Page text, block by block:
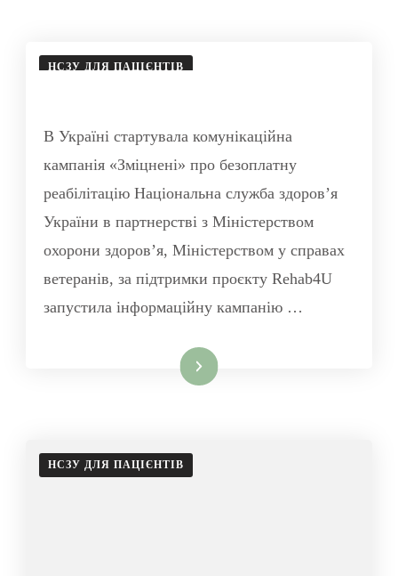
НСЗУ ДЛЯ ПАЦІЄНТІВ
В Україні стартувала комунікаційна
кампанія «Зміцнені» про безоплатну
реабілітацію Національна служба здоров’я
України в партнерстві з Міністерством
охорони здоров’я, Міністерством у справах
ветеранів, за підтримки проєкту Rehab4U
запустила інформаційну кампанію …
Читати далі
НСЗУ ДЛЯ ПАЦІЄНТІВ